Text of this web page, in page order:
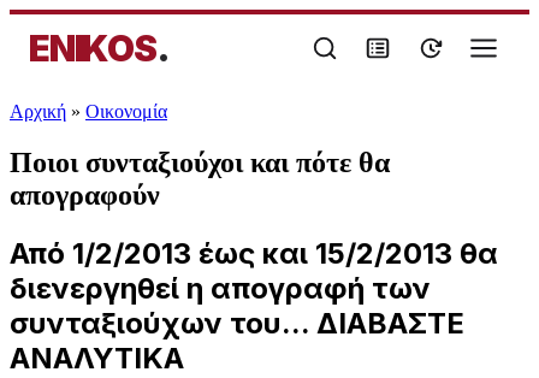
ENIKOS.
Αρχική » Oικονομία
Ποιοι συνταξιούχοι και πότε θα
απογραφούν
Από 1/2/2013 έως και 15/2/2013 θα
διενεργηθεί η απογραφή των
συνταξιούχων του... ΔΙΑΒΑΣΤΕ
ΑΝΑΛΥΤΙΚΑ